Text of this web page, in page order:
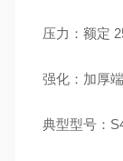
压力：额定
强化：加厚
典型型号：